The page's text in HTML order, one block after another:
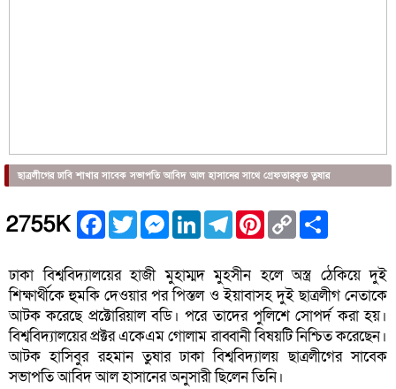
ছাত্রলীগের ঢাবি শাখার সাবেক সভাপতি আবিদ আল হাসানের সাথে গ্রেফতারকৃত তুষার
2755K Facebook
TwitterMessenger
LinkedInTelegramPinterest
Copy
Link
ঢাকা বিশ্ববিদ্যালয়ের হাজী মুহাম্মদ মুহসীন হলে অস্ত্র ঠেকিয়ে দুই
শিক্ষার্থীকে হুমকি দেওয়ার পর পিস্তল ও ইয়াবাসহ দুই ছাত্রলীগ নেতাকে
আটক করেছে প্রক্টোরিয়াল বডি। পরে তাদের পুলিশে সোপর্দ করা হয়।
বিশ্ববিদ্যালয়ের প্রক্টর একেএম গোলাম রাব্বানী বিষয়টি নিশ্চিত করেছেন।
আটক হাসিবুর রহমান তুষার ঢাকা বিশ্ববিদ্যালয় ছাত্রলীগের সাবেক
সভাপতি আবিদ আল হাসানের অনুসারী ছিলেন তিনি।